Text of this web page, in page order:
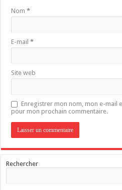
Nom*
E-mail*
Site web
Enregistrer mon nom, mon e-mail
pour mon prochain commentaire.
Rechercher